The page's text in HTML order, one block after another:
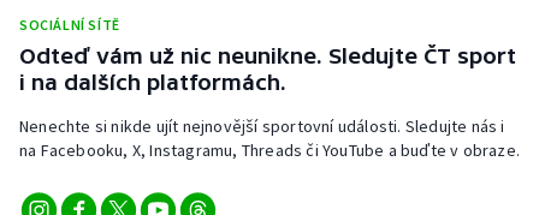
Triatlon
Veslování
Vodní slalom
Volejbal
SOCIÁLNÍ SÍTĚ
Odteď vám už nic neunikne. Sledujte ČT sport
i na dalších platformách.
Nenechte si nikde ujít nejnovější sportovní události. Sledujte nás i
na Facebooku, X, Instagramu, Threads či YouTube a buďte v obraze.